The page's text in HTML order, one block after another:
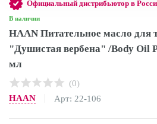
Официальный дистрибьютор в
В наличии
HAAN Питательное масло для
"Душистая вербена" /Body Oil
мл
(0)
HAAN
Арт: 22-106